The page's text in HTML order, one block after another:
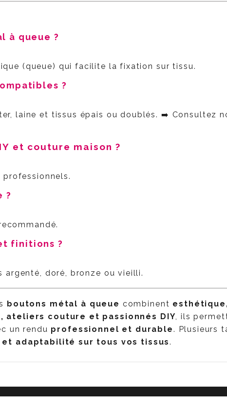
à queue ?
(queue) qui facilite la fixation sur tissu.
?
laine et tissus épais ou doublés. ➡️ Consultez
et couture maison ?
?
finitions ?
argenté, doré, bronze ou vieilli.
boutons métal à queue combinent
ateliers couture et passionnés DIY, ils
un rendu professionnel et durable. Plusieurs
adaptabilité sur tous vos tissus.